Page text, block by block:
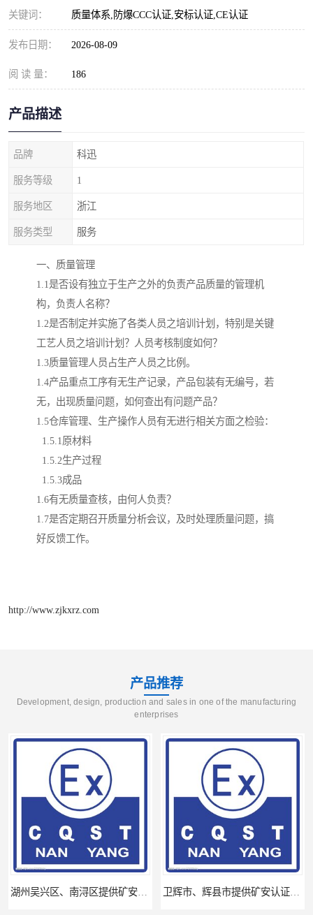
关键词： 质量体系,防爆CCC认证,安标认证,CE认证
发布日期： 2026-08-09
阅 读 量： 186
产品描述
品牌 科迅
服务等级 1
服务地区 浙江
服务类型 服务
一、质量管理
1.1是否设有独立于生产之外的负责产品质量的管理机
构，负责人名称？
1.2是否制定并实施了各类人员之培训计划，特别是关键
工艺人员之培训计划？人员考核制度如何？
1.3质量管理人员占生产人员之比例。
1.4产品重点工序有无生产记录，产品包装有无编号，若
无，出现质量问题，如何查出有问题产品？
1.5仓库管理、生产操作人员有无进行相关方面之检验：
1.5.1原材料
1.5.2生产过程
1.5.3成品
1.6有无质量查核，由何人负责？
1.7是否定期召开质量分析会议，及时处理质量问题，搞
好反馈工作。
http://www.zjkxrz.com
产品推荐
Development, design, production and sales in one of the manufacturing
enterprises